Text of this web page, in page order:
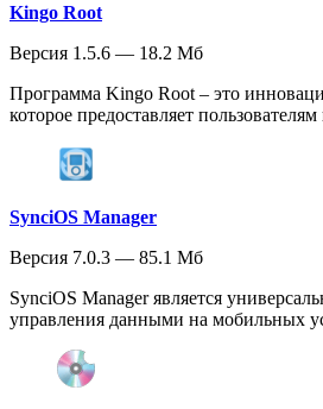
Kingo Root
Версия 1.5.6 — 18.2 Мб
Программа Kingo Root – это
которое предоставляет
SynciOS Manager
Версия 7.0.3 — 85.1 Мб
SynciOS Manager является
управления данными на мобильных